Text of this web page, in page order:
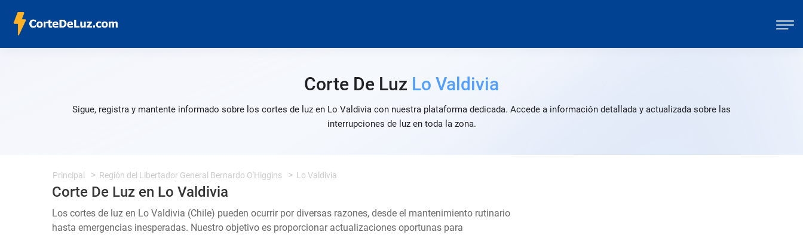
Corte De Luz Lo Valdivia
Sigue, registra y mantente informado sobre los cortes de luz en Lo Valdivia con nuestra plataforma dedicada. Accede a información detallada y actualizada sobre las
interrupciones de luz en toda la zona.
Principal Región del Libertador General Bernardo O'Higgins Lo Valdivia
Corte De Luz en Lo Valdivia
Los cortes de luz en Lo Valdivia (Chile) pueden ocurrir por diversas razones, desde el mantenimiento rutinario
hasta emergencias inesperadas. Nuestro objetivo es proporcionar actualizaciones oportunas para